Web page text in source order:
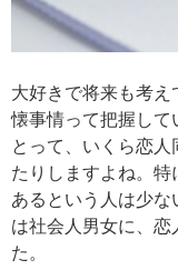
大好きで将来も考
懐事情って把握して
とって、いくら恋
たりしますよね。
あるという人は少な
は社会人男女に、恋
た。